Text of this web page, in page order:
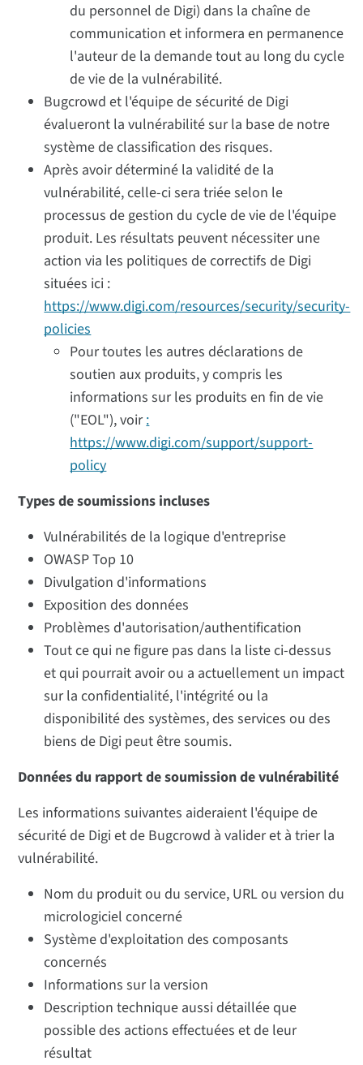
du personnel de Digi) dans la chaîne de
communication et informera en permanence
l'auteur de la demande tout au long du cycle
de vie de la vulnérabilité.
Bugcrowd et l'équipe de sécurité de Digi
évalueront la vulnérabilité sur la base de notre
système de classification des risques.
Après avoir déterminé la validité de la
vulnérabilité, celle-ci sera triée selon le
processus de gestion du cycle de vie de l'équipe
produit. Les résultats peuvent nécessiter une
action via les politiques de correctifs de Digi
situées ici :
https://www.digi.com/resources/security/security-
policies
Pour toutes les autres déclarations de
soutien aux produits, y compris les
informations sur les produits en fin de vie
("EOL"), voir:
https://www.digi.com/support/support-
policy
Types de soumissions incluses
Vulnérabilités de la logique d'entreprise
OWASP Top 10
Divulgation d'informations
Exposition des données
Problèmes d'autorisation/authentification
Tout ce qui ne figure pas dans la liste ci-dessus
et qui pourrait avoir ou a actuellement un impact
sur la confidentialité, l'intégrité ou la
disponibilité des systèmes, des services ou des
biens de Digi peut être soumis.
Données du rapport de soumission de vulnérabilité
Les informations suivantes aideraient l'équipe de
sécurité de Digi et de Bugcrowd à valider et à trier la
vulnérabilité.
Nom du produit ou du service, URL ou version du
micrologiciel concerné
Système d'exploitation des composants
concernés
Informations sur la version
Description technique aussi détaillée que
possible des actions effectuées et de leur
résultat